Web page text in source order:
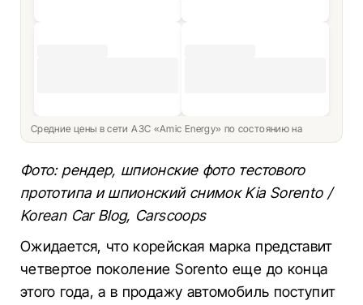
Средние цены в сети АЗС «Amic Energy» по состоянию на
Фото: рендер, шпионские фото тестового
прототипа и шпионский снимок Kia Sorento /
Korean Car Blog, Carscoops
Ожидается, что корейская марка представит
четвертое поколение Sorento еще до конца
этого года, а в продажу автомобиль поступит